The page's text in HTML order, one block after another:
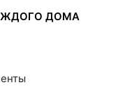
ДОМА